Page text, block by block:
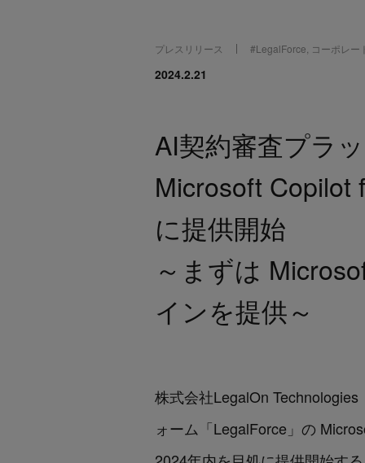
プレスリリース #LegalForce コーポレー
2024.2.21
AI契約審査プラ
Microsoft
に提供開始
～まずは
インを提供～
株式会社LegalOn
ォーム「LegalForce」の